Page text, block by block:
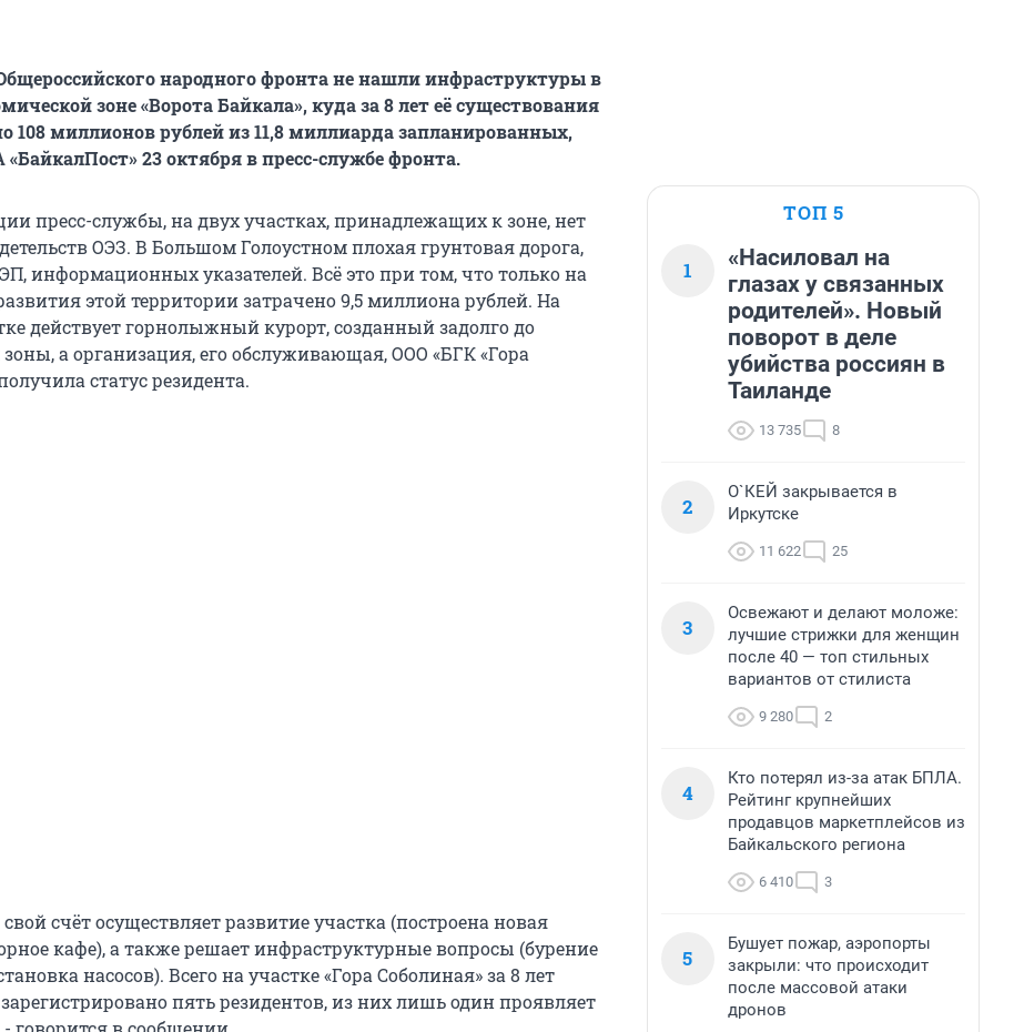
народного фронта не нашли инфраструктуры в
зоне «Ворота Байкала», куда за 8 лет её существования
108 миллионов рублей из 11,8 миллиарда запланированных,
23 октября в пресс-службе фронта.
пресс-службы, на двух участках, принадлежащих к зоне, нет
ОЭЗ. В Большом Голоустном плохая грунтовая дорога,
информационных указателей. Всё это при том, что только на
этой территории затрачено 9,5 миллиона рублей. На
действует горнолыжный курорт, созданный задолго до
а организация, его обслуживающая, ООО «БГК «Гора
статус резидента.
свой счёт осуществляет развитие участка (построена новая
кафе), а также решает инфраструктурные вопросы (бурение
насосов). Всего на участке «Гора Соболиная» за 8 лет
пять резидентов, из них лишь один проявляет
ТОП 5
1
«Насиловал на
глазах у связанных
родителей». Новый
поворот в деле
убийства россиян в
Таиланде
13 735 8
2
О`КЕЙ закрывается в
Иркутске
11 622 25
3
Освежают и делают моложе:
лучшие стрижки для женщин
после 40 — топ стильных
вариантов от стилиста
9 280 2
4
Кто потерял из-за атак БПЛА.
Рейтинг крупнейших
продавцов маркетплейсов из
Байкальского региона
6 410 3
5
Бушует пожар, аэропорты
закрыли: что происходит
после массовой атаки
дронов